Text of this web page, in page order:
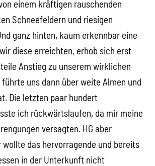
einem kräftigen rauschenden
Schneefeldern und riesigen
ganz hinten, kaum erkennbar eine
diese erreichten, erhob sich erst
Anstieg zu unserem wirklichen
uns dann über weite Almen und
Die letzten paar hundert
ich rückwärtslaufen, da mir meine
versagten. HG aber
wollte das hervorragende und bereits
in der Unterkunft nicht